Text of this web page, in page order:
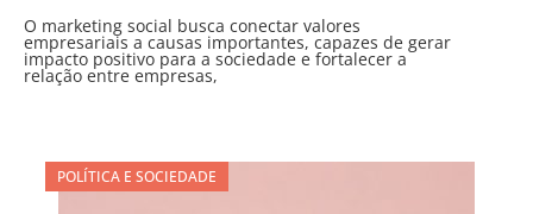
O marketing social busca conectar valores
empresariais a causas importantes, capazes de gerar
impacto positivo para a sociedade e fortalecer a
relação entre empresas,
POLÍTICA E SOCIEDADE